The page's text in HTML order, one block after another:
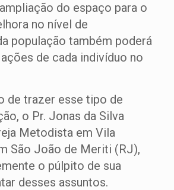
do espaço para o
no nível de
população também poderá
de cada indivíduo no
de trazer esse tipo de
o Pr. Jonas da Silva
Metodista em Vila
São João de Meriti (RJ),
o púlpito de sua
desses assuntos.